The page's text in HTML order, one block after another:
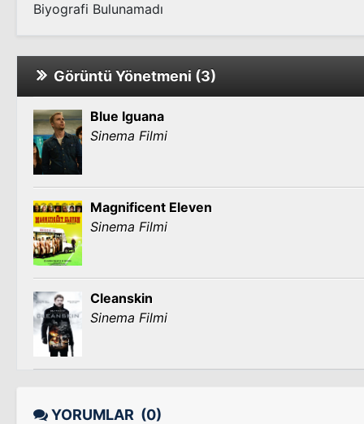
Biyografi Bulunamadı
Görüntü Yönetmeni (3)
Blue Iguana
Sinema Filmi
Magnificent Eleven
Sinema Filmi
Cleanskin
Sinema Filmi
YORUMLAR (0)